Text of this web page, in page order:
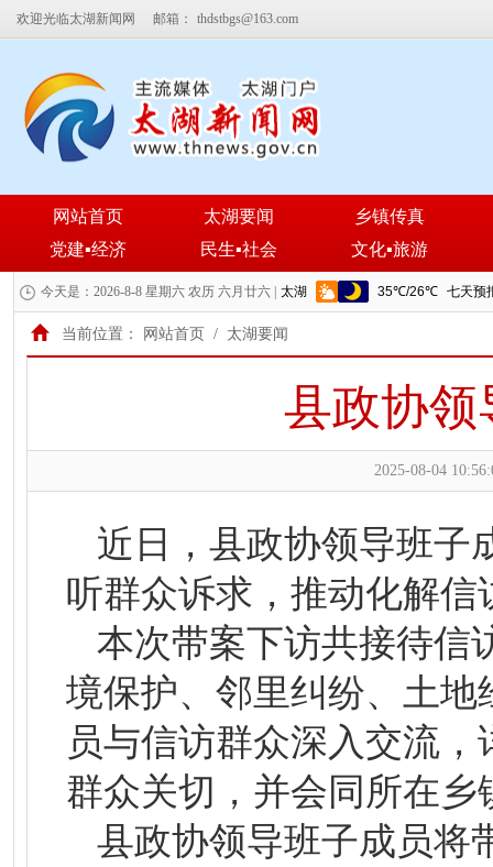
欢迎光临太湖新闻网 邮箱： thdstbgs@163.com
网站首页 太湖要闻
乡镇传真
党建▪经济
民生▪社会 文化▪旅游
今天是：2026-8-8 星期六 农历 六月廿六 |
当前位置： 网站首页 / 太湖要闻
县政协领
2025-08-04
近日，县政协领导班子
听群众诉求，推动化解信
本次带案下访共接待信
境保护、邻里纠纷、土
员与信访群众深入交流
群众关切，并会同所在
县政协领导班子成员将